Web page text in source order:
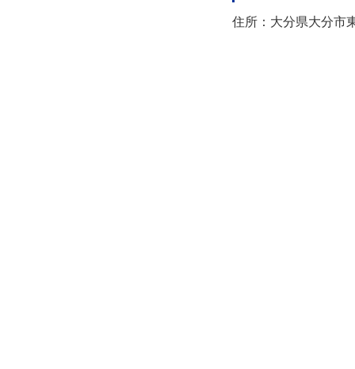
住所：大分県大分市